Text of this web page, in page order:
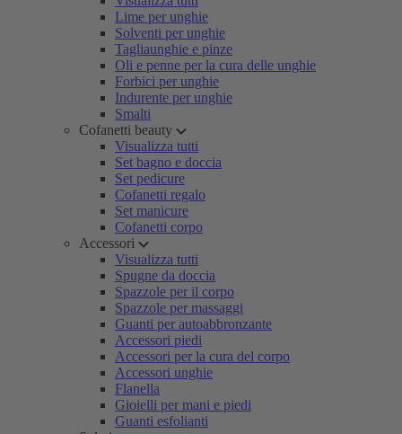
Lime per unghie
Solventi per unghie
Tagliaunghie e pinze
Oli e penne per la cura delle unghie
Forbici per unghie
Indurente per unghie
Smalti
Cofanetti beauty
Visualizza tutti
Set bagno e doccia
Set pedicure
Cofanetti regalo
Set manicure
Cofanetti corpo
Accessori
Visualizza tutti
Spugne da doccia
Spazzole per il corpo
Spazzole per massaggi
Guanti per autoabbronzante
Accessori piedi
Accessori per la cura del corpo
Accessori unghie
Flanella
Gioielli per mani e piedi
Guanti esfolianti